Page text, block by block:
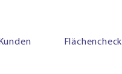
Flächencheck